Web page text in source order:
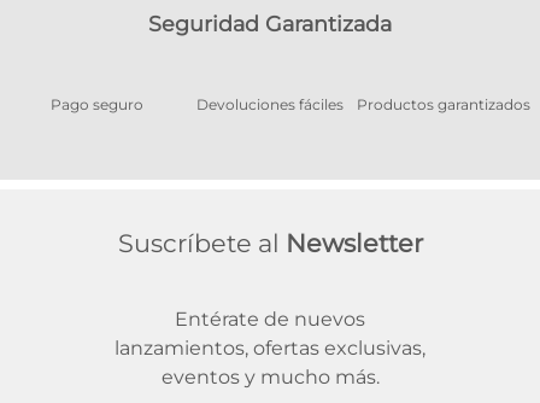
Seguridad Garantizada
Pago seguro Devoluciones fáciles Productos garantizados
Suscríbete al Newsletter
Entérate de nuevos
lanzamientos, ofertas exclusivas,
eventos y mucho más.